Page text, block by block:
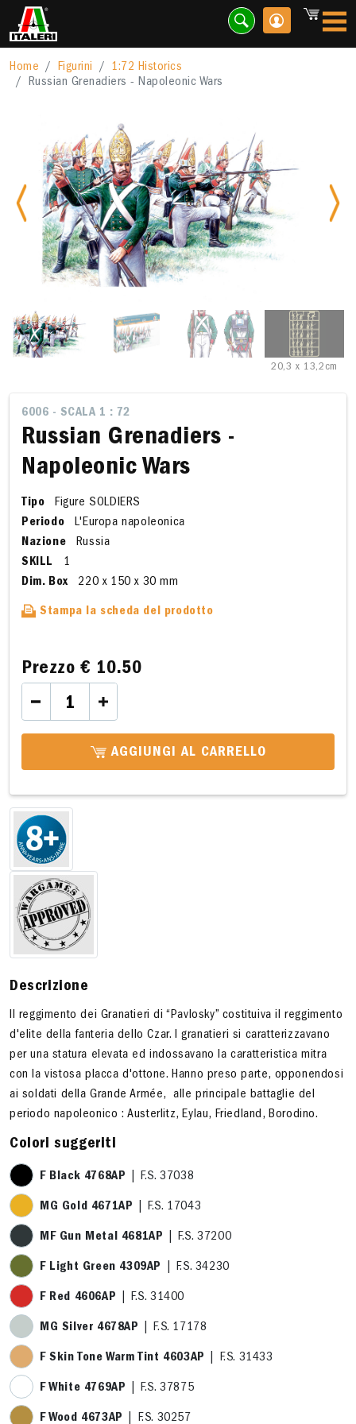
Home Figurini
1:72 Historics
Russian Grenadiers - Napoleonic Wars
Previous
20,3 x 13,2cm
6006 - SCALA 1 : 72
Russian Grenadiers -
Napoleonic Wars
Tipo
Figure SOLDIERS
Periodo
L'Europa napoleonica
Nazione
Russia
SKILL
1
Dim. Box
220 x 150 x 30 mm
Stampa la scheda del prodotto
Prezzo€ 10.50
AGGIUNGI AL CARRELLO
Descrizione
Il reggimento dei Granatieri di “Pavlosky” costituiva il reggimento
d'elite della fanteria dello Czar. I granatieri si caratterizzavano
per una statura elevata ed indossavano la caratteristica mitra
con la vistosa placca d'ottone. Hanno preso parte, opponendosi
ai soldati della Grande Armée, alle principale battaglie del
periodo napoleonico : Austerlitz, Eylau, Friedland, Borodino.
Colori suggeriti
F Black 4768AP | F.S. 37038
MG Gold 4671AP | F.S. 17043
MF Gun Metal 4681AP | F.S. 37200
F Light Green 4309AP | F.S. 34230
F Red 4606AP | F.S. 31400
MG Silver 4678AP | F.S. 17178
F Skin Tone Warm Tint 4603AP | F.S. 31433
F White 4769AP | F.S. 37875
F Wood 4673AP | F.S. 30257